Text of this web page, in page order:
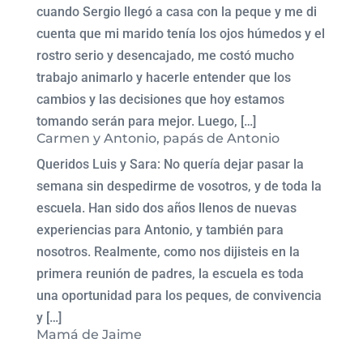
cuando Sergio llegó a casa con la peque y me di
cuenta que mi marido tenía los ojos húmedos y el
rostro serio y desencajado, me costó mucho
trabajo animarlo y hacerle entender que los
cambios y las decisiones que hoy estamos
tomando serán para mejor. Luego, […]
Carmen y Antonio, papás de Antonio
Queridos Luis y Sara: No quería dejar pasar la
semana sin despedirme de vosotros, y de toda la
escuela. Han sido dos años llenos de nuevas
experiencias para Antonio, y también para
nosotros. Realmente, como nos dijisteis en la
primera reunión de padres, la escuela es toda
una oportunidad para los peques, de convivencia
y […]
Mamá de Jaime